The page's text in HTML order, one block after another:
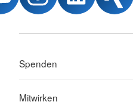
Spenden
Mitwirken